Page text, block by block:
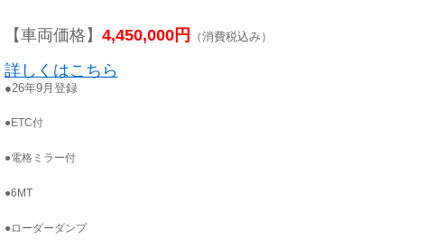
【車両価格】 4,450,000円 （消費税込み）
詳しくはこちら
●26年9月登録
●ETC付
●電格ミラー付
●6MT
●ローダーダンプ